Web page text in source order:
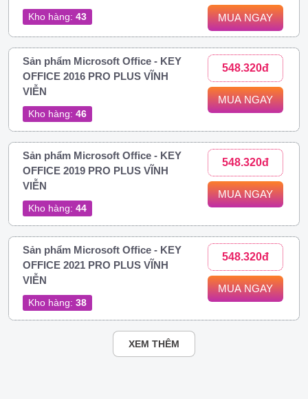
Kho hàng: 43 MUA NGAY
Sản phẩm Microsoft Office - KEY
OFFICE 2016 PRO PLUS VĨNH
VIỄN
Kho hàng: 46
548.320đ
MUA NGAY
Sản phẩm Microsoft Office - KEY
OFFICE 2019 PRO PLUS VĨNH
VIỄN
Kho hàng: 44
548.320đ
MUA NGAY
Sản phẩm Microsoft Office - KEY
OFFICE 2021 PRO PLUS VĨNH
VIỄN
Kho hàng: 38
548.320đ
MUA NGAY
XEM THÊM